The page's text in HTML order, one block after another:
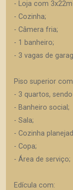
- Loja com
- Cozinha;
- Câmera fria;
- 1 banheiro;
- 3 vagas de
Piso superior
- 3 quartos,
- Banheiro social;
- Sala;
- Cozinha
- Copa;
- Área de serviço;
Edícula com: